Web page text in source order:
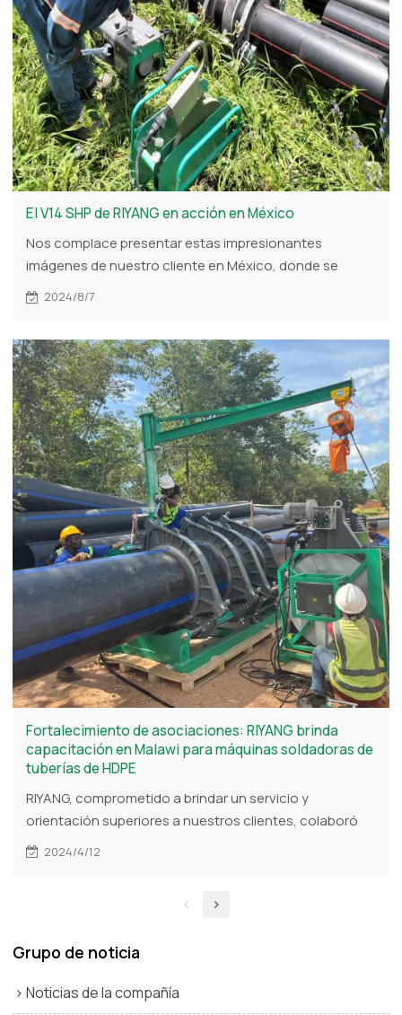
El V14 SHP de RIYANG en acción en México
Nos complace presentar estas impresionantes
imágenes de nuestro cliente en México, donde se
muestra nuestra máquina de fusión a tope hidráulica
en un terreno con césped.
2024/8/7
Fortalecimiento de asociaciones: RIYANG brinda
capacitación en Malawi para máquinas soldadoras de
tuberías de HDPE
RIYANG, comprometido a brindar un servicio y
orientación superiores a nuestros clientes, colaboró
con nuestro socio el Sr. Wesley para llevar a cabo
soldadora por fusión a tope de RIYANG, diseñada para
2024/4/12
Grupo de noticia
Noticias de la compañía